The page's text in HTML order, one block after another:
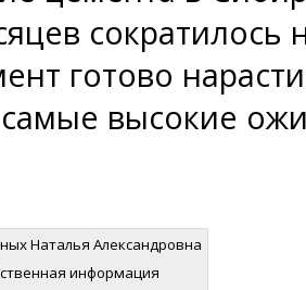
готово
высокие
Наталья Александровна
информация